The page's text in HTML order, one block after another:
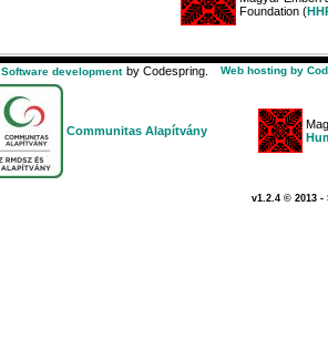
Foundation (
Software development by Codespring. Web hosting by
Communitas Alapítvány
v1.2.4 © 2013